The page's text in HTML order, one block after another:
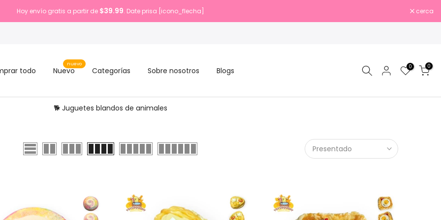
Hoy envío gratis a partir de $39.99. Date prisa [icono_flecha] cerca
todo Nuevo
nuevo
Categorías Sobre nosotros Blogs 0 0
🐕 Juguetes blandos de animales
Presentado